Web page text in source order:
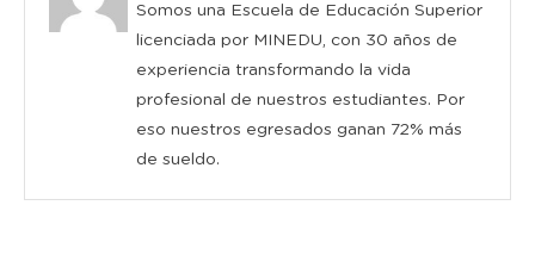
Somos una Escuela de Educación Superior
licenciada por MINEDU, con 30 años de
experiencia transformando la vida
profesional de nuestros estudiantes. Por
eso nuestros egresados ganan 72% más
de sueldo.